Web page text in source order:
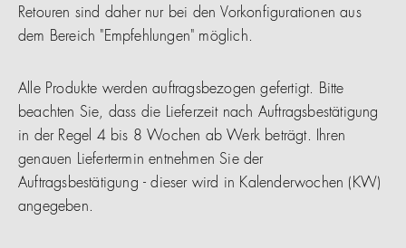
Retouren sind daher nur bei den Vorkonfigurationen aus
dem Bereich "Empfehlungen" möglich.
Alle Produkte werden auftragsbezogen gefertigt. Bitte
beachten Sie, dass die Lieferzeit nach Auftragsbestätigung
in der Regel 4 bis 8 Wochen ab Werk beträgt. Ihren
genauen Liefertermin entnehmen Sie der
Auftragsbestätigung - dieser wird in Kalenderwochen (KW)
angegeben.